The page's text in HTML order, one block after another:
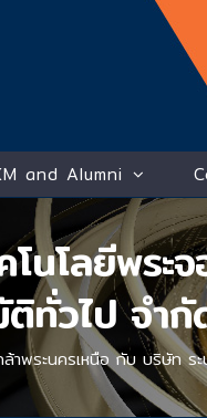
and Alumni
โลยีพระจ
ทั่วไป จำกั
าพระนครเหนือ กับ บริษัท